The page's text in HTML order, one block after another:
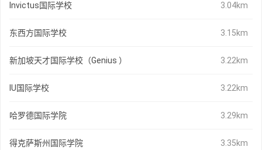
Invictus国际学校 3.04km
东西方国际学校 3.15km
新加坡天才国际学校（Genius ） 3.22km
IU国际学校 3.22km
哈罗德国际学院 3.29km
得克萨斯州国际学院 3.35km